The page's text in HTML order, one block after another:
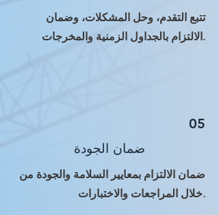
تتبع التقدم، وحل المشكلات، وضمان
الالتزام بالجداول الزمنية والمخرجات.
05
ضمان الجودة
ضمان الالتزام بمعايير السلامة والجودة من
خلال المراجعات والاختبارات.